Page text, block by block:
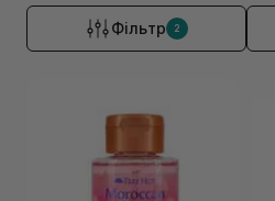
Фільтр 2